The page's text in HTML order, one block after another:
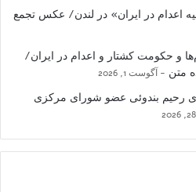
اعدام در ایران» در لندن/ عکس تجمع
و حکومت کشتار و اعدام در ایران/
متن
آگوست 1, 2026
رحیم بندوئی عضو شورای مرکزی